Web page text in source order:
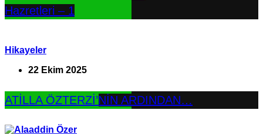
Hazretleri – 1
Hikayeler
22 Ekim 2025
ATİLLA ÖZTERZİ’NİN ARDINDAN…